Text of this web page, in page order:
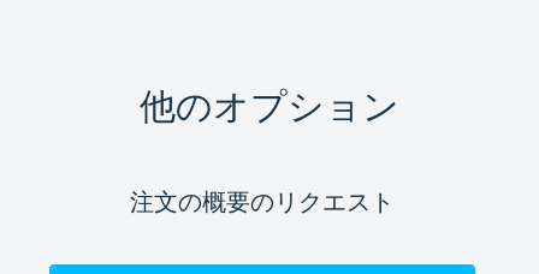
他のオプション
注文の概要のリクエスト